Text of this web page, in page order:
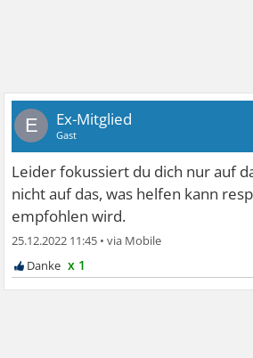
E Ex-Mitglied
Gast
Leider fokussiert du dich nur auf
nicht auf das, was helfen kann
empfohlen wird.
25.12.2022 11:45 •
x 1